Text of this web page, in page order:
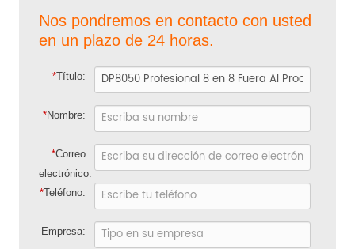
Nos pondremos en contacto con usted
en un plazo de 24 horas.
*Título:
*Nombre:
*Correo
electrónico:
*Teléfono:
Empresa: